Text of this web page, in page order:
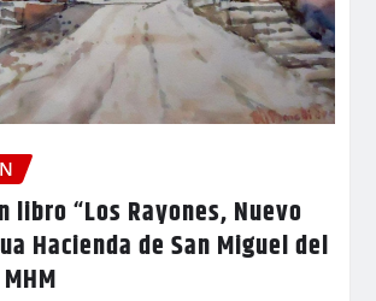
libro “Los Rayones, Nuevo
Hacienda de San Miguel del